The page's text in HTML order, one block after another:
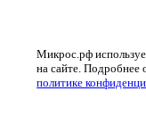
Микрос.рф
на сайте. Подробнее
политике